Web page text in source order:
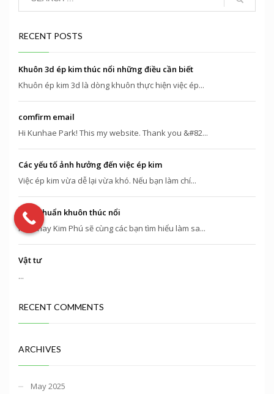
RECENT POSTS
Khuôn 3d ép kim thúc nổi những điều cần biết
Khuôn ép kim 3d là dòng khuôn thực hiện việc ép...
comfirm email
Hi Kunhae Park! This my website. Thank you &#82...
Các yếu tố ảnh hưởng đến việc ép kim
Việc ép kim vừa dễ lại vừa khó. Nếu bạn làm chí...
Tiêu chuẩn khuôn thúc nổi
Hôm nay Kim Phú sẽ cùng các bạn tìm hiểu làm sa...
Vật tư
...
RECENT COMMENTS
ARCHIVES
May 2025